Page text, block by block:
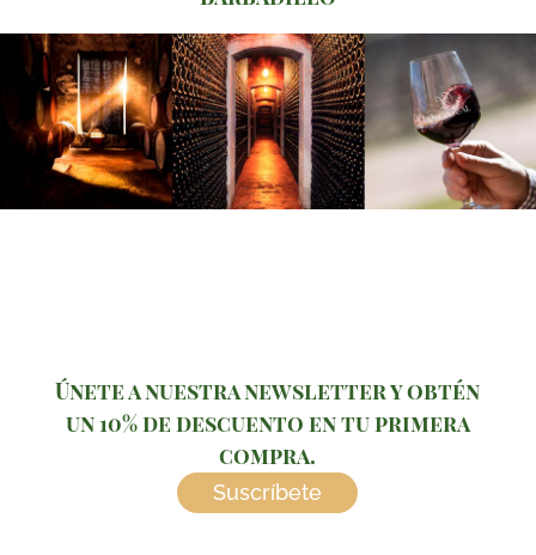
Únete a nuestra newsletter y obtén
un 10% de descuento en tu primera
compra.
Suscríbete